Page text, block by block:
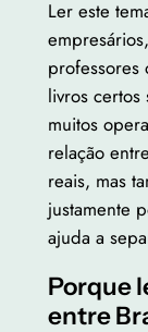
Ler este
professores
livros
muitos
relação
reais, mas
justamente
ajuda a
Porque
entre